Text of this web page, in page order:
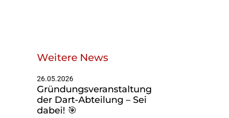
Weitere News
26.05.2026
Gründungsveranstaltung
der Dart-Abteilung – Sei
dabei! 🎯
Ansprechpartner?
Zur Geschäfsstelle